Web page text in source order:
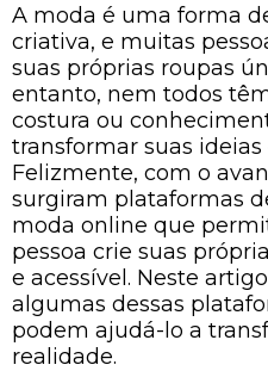
A moda é uma forma
criativa, e muitas
suas próprias roupas
entanto, nem todos
costura ou
transformar suas
Felizmente, com o
surgiram plataformas
moda online que
pessoa crie suas
e acessível. Neste
algumas dessas
podem ajudá-lo a
realidade.